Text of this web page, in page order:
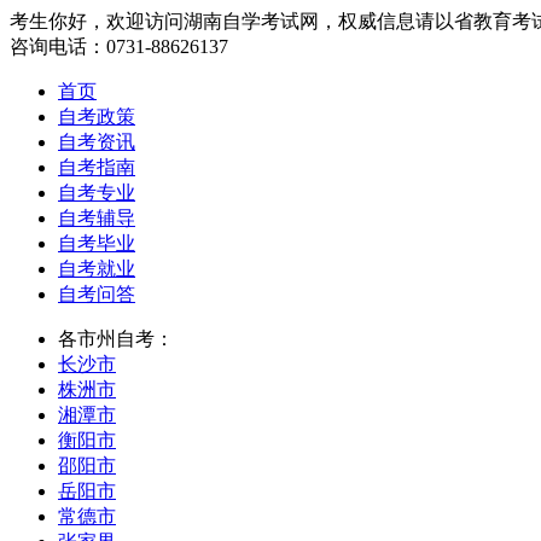
考生你好，欢迎访问湖南自学考试网，权威信息请以省教育考
咨询电话：0731-88626137
首页
自考政策
自考资讯
自考指南
自考专业
自考辅导
自考毕业
自考就业
自考问答
各市州自考：
长沙市
株洲市
湘潭市
衡阳市
邵阳市
岳阳市
常德市